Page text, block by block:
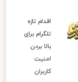
اقدام تازه
تلگرام برای
بالا بردن
امنیت
کاربران